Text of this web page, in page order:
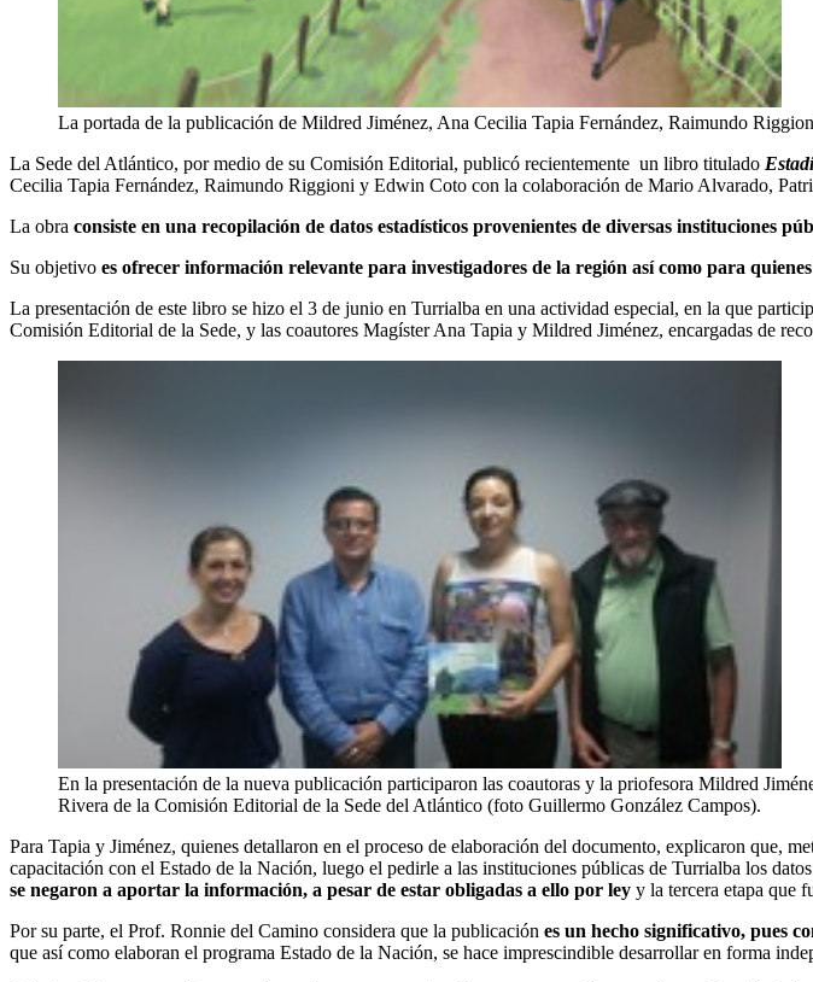
La portada de la publicación de Mildred Jiménez, Ana Cecilia Tapia Fernández, Raimundo
La Sede del Atlántico, por medio de su Comisión Editorial, publicó recientemente un libro titulado
Cecilia Tapia Fernández, Raimundo Riggioni y Edwin Coto con la colaboración de Mario Alvarado,
La obra consiste en una recopilación de datos estadísticos provenientes de diversas instituciones
Su objetivo es ofrecer información relevante para investigadores de la región así como para
La presentación de este libro se hizo el 3 de junio en Turrialba en una actividad especial, en la que
Comisión Editorial de la Sede, y las coautores Magíster Ana Tapia y Mildred Jiménez, encargadas de
En la presentación de la nueva publicación participaron las coautoras y la priofesora Mildred
Rivera de la Comisión Editorial de la Sede del Atlántico (foto Guillermo González Campos).
Para Tapia y Jiménez, quienes detallaron en el proceso de elaboración del documento, explicaron que,
capacitación con el Estado de la Nación, luego el pedirle a las instituciones públicas de Turrialba los
se negaron a aportar la información, a pesar de estar obligadas a ello por ley y la tercera etapa que
Por su parte, el Prof. Ronnie del Camino considera que la publicación es un hecho significativo, pues
que así como elaboran el programa Estado de la Nación, se hace imprescindible desarrollar en forma